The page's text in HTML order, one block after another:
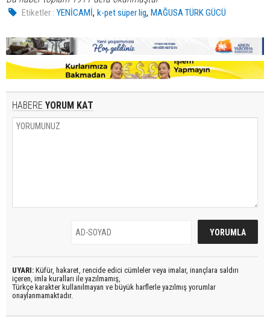
Etiketler : YENİCAMİ,k-pet süper lig,MAĞUSA TÜRK GÜCÜ
HABERE YORUM KAT
UYARI: Küfür, hakaret, rencide edici cümleler veya imalar, inançlara saldırı
içeren, imla kuralları ile yazılmamış,
Türkçe karakter kullanılmayan ve büyük harflerle yazılmış yorumlar
onaylanmamaktadır.